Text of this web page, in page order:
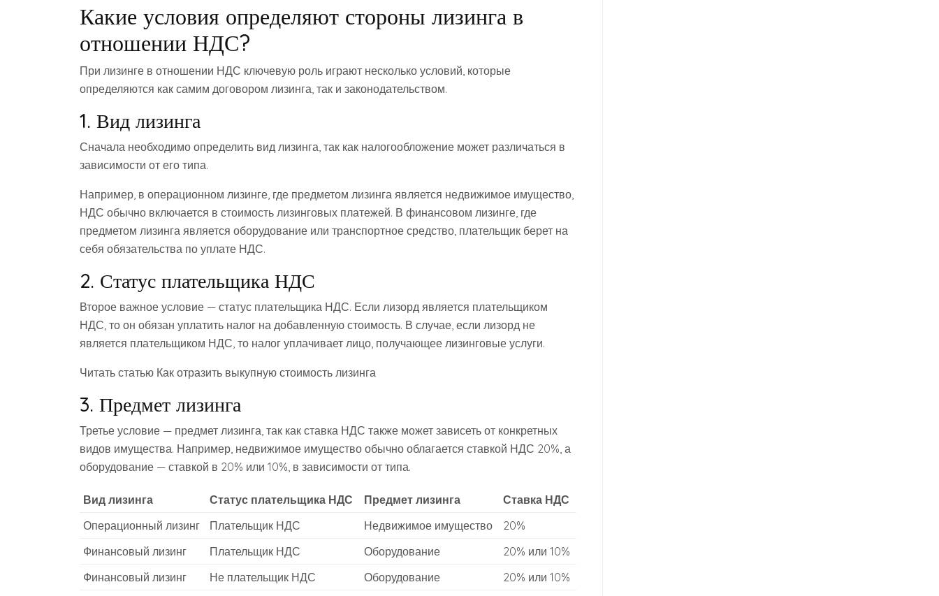
Какие условия определяют стороны лизинга в
отношении НДС?
При лизинге в отношении НДС ключевую роль играют несколько условий, которые
определяются как самим договором лизинга, так и законодательством.
1. Вид лизинга
Сначала необходимо определить вид лизинга, так как налогообложение может различаться в
зависимости от его типа.
Например, в операционном лизинге, где предметом лизинга является недвижимое имущество,
НДС обычно включается в стоимость лизинговых платежей. В финансовом лизинге, где
предметом лизинга является оборудование или транспортное средство, плательщик берет на
себя обязательства по уплате НДС.
2. Статус плательщика НДС
Второе важное условие — статус плательщика НДС. Если лизорд является плательщиком
НДС, то он обязан уплатить налог на добавленную стоимость. В случае, если лизорд не
является плательщиком НДС, то налог уплачивает лицо, получающее лизинговые услуги.
Читать статью Как отразить выкупную стоимость лизинга
3. Предмет лизинга
Третье условие — предмет лизинга, так как ставка НДС также может зависеть от конкретных
видов имущества. Например, недвижимое имущество обычно облагается ставкой НДС 20%, а
оборудование — ставкой в 20% или 10%, в зависимости от типа.
Вид лизинга Статус плательщика НДС Предмет лизинга
Ставка НДС
Операционный лизинг
Плательщик НДС Недвижимое имущество
20%
Финансовый лизинг
Плательщик НДС Оборудование
20% или 10%
Финансовый лизинг
Не плательщик НДС Оборудование 20% или 10%